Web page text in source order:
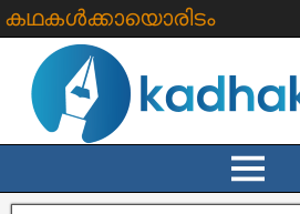
കഥകൾക്കായൊരിടം